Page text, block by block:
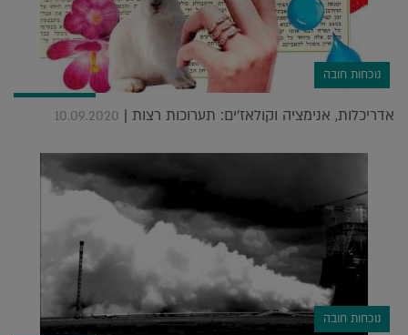
נוכחות חובה
אדריכלות, אנימציה וקולאז'ים: תערוכות רצות | 10.09.2020
נוכחות חובה